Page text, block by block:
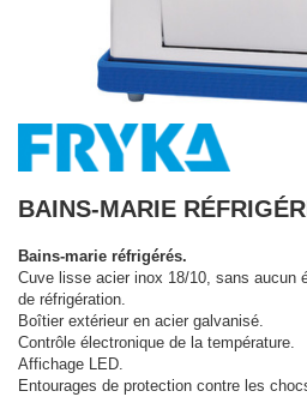
BAINS-MARIE
Bains-marie réfrigérés.
Cuve lisse acier inox 18/10, sans aucun
de réfrigération.
Boîtier extérieur en acier galvanisé.
Contrôle électronique de la température.
Affichage LED.
Entourages de protection contre les